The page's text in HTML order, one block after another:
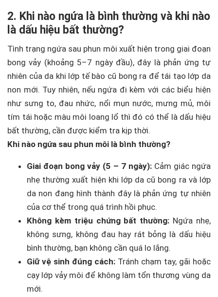
2. Khi nào ngứa là bình thường và khi nào
là dấu hiệu bất thường?
Tình trạng ngứa sau phun môi xuất hiện trong giai đoạn
bong vảy (khoảng 5–7 ngày đầu), đây là phản ứng tự
nhiên của da khi lớp tế bào cũ bong ra để tái tạo lớp da
non mới. Tuy nhiên, nếu ngứa đi kèm với các biểu hiện
như sưng to, đau nhức, nổi mụn nước, mưng mủ, môi
tím tái hoặc màu môi loang lổ thì đó có thể là dấu hiệu
bất thường, cần được kiểm tra kịp thời.
Khi nào ngứa sau phun môi là bình thường?
Giai đoạn bong vảy (5 – 7 ngày):Cảm giác ngứa
nhẹ thường xuất hiện khi lớp da cũ bong ra và lớp
da non đang hình thành đây là phản ứng tự nhiên
của cơ thể trong quá trình hồi phục.
Không kèm triệu chứng bất thường: Ngứa nhẹ,
không sưng, không đau hay rát bỏng là dấu hiệu
bình thường, bạn không cần quá lo lắng.
Giữ vệ sinh đúng cách: Tránh chạm tay, gãi hoặc
cạy lớp vảy môi để không làm tổn thương vùng da
mới.